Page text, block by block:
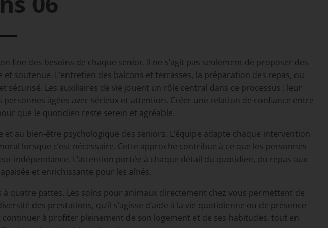
fine des besoins de chaque senior. Il ne s’agit pas seulement de proposer des
soutenue. L’entretien des balcons et terrasses, la préparation des repas, ou
Les auxiliaires de vie jouent un rôle central dans ce processus : leur
âgées avec sérieux et attention. Créer une relation de confiance entre
que le quotidien reste serein et agréable.
et au bien-être psychologique des seniors. L’équipe adapte chaque intervention
lorsque c’est nécessaire. Cette approche contribue à ce que les personnes
indépendance. L’attention portée à chaque détail du quotidien, du repas aux
et enrichissante pour les aînés.
à quatre pattes. Les soins pour animaux directement chez vous permettent de
des prestations, qu’il s’agisse d’aide à la vie quotidienne ou de présence
à profiter pleinement de son logement et de ses habitudes, tout en